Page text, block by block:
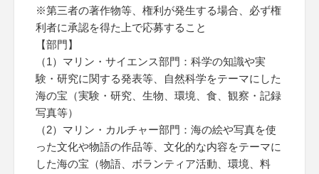
※第三者の著作物等、権利が発生する場合、必ず権
利者に承認を得た上で応募すること
【部門】
（1）マリン・サイエンス部門：科学の知識や実
験・研究に関する発表等、自然科学をテーマにした
海の宝（実験・研究、生物、環境、食、観察・記録
写真等）
（2）マリン・カルチャー部門：海の絵や写真を使
った文化や物語の作品等、文化的な内容をテーマに
した海の宝（物語、ボランティア活動、環境、料